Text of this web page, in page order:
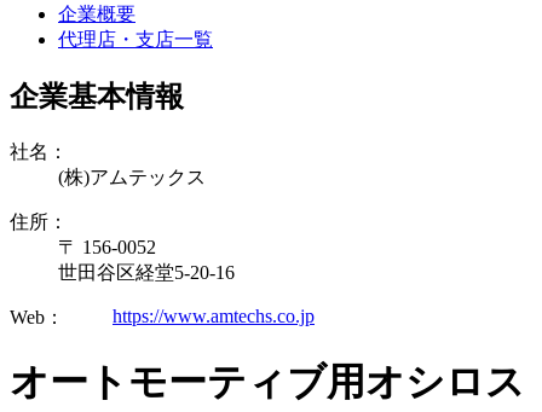
企業概要
代理店・支店一覧
企業基本情報
社名：
(株)アムテックス
住所：
〒 156-0052
世田谷区経堂5-20-16
Web： https://www.amtechs.co.jp
オートモーティブ用オシロス